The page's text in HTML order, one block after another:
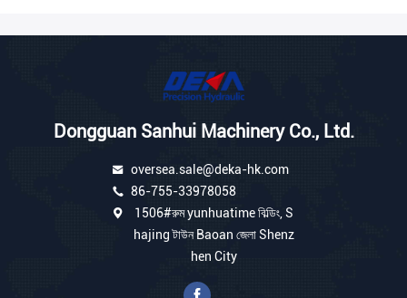
Dongguan Sanhui Machinery Co., Ltd.
oversea.sale@deka-hk.com
86-755-33978058
1506#রুম yunhuatime বিল্ডিং, S
hajing টাউন Baoan জেলা Shenz
hen City